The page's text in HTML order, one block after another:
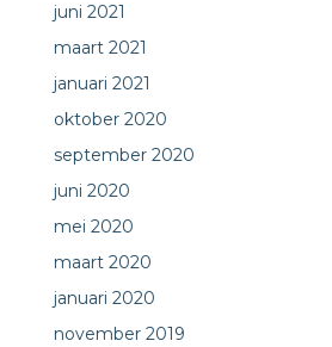
juni 2021
maart 2021
januari 2021
oktober 2020
september 2020
juni 2020
mei 2020
maart 2020
januari 2020
november 2019